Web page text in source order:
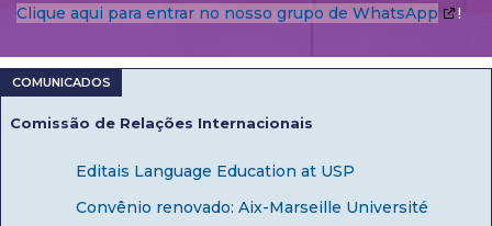
Clique aqui para entrar no nosso grupo de WhatsApp
!
Comissão de Relações Internacionais
Editais Language Education at USP
Convênio renovado: Aix-Marseille Université